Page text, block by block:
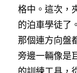
格中。這次，
的泊車學徒了
那個連方向盤
旁邊一輛像是